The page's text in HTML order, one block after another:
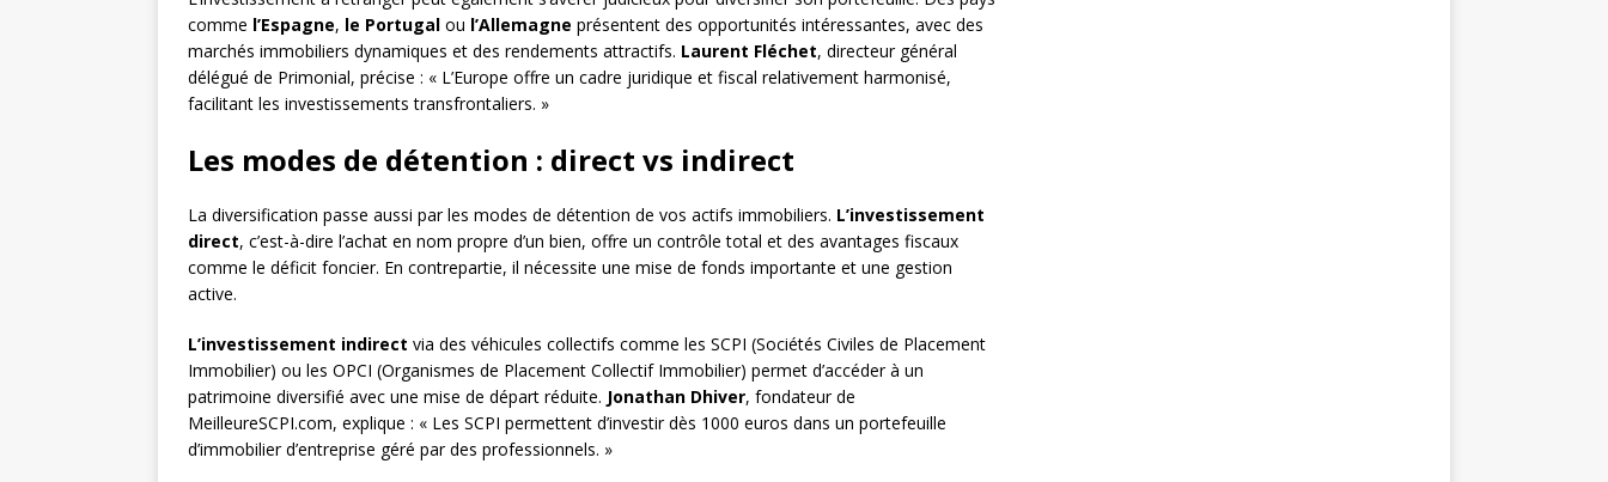
comme l’Espagne, le Portugal ou l’Allemagne présentent des opportunités intéressantes, avec des
marchés immobiliers dynamiques et des rendements attractifs. Laurent Fléchet, directeur général
délégué de Primonial, précise : « L’Europe offre un cadre juridique et fiscal relativement harmonisé,
facilitant les investissements transfrontaliers. »
Les modes de détention : direct vs indirect
La diversification passe aussi par les modes de détention de vos actifs immobiliers. L’investissement
direct, c’est-à-dire l’achat en nom propre d’un bien, offre un contrôle total et des avantages fiscaux
comme le déficit foncier. En contrepartie, il nécessite une mise de fonds importante et une gestion
active.
L’investissement indirect via des véhicules collectifs comme les SCPI (Sociétés Civiles de Placement
Immobilier) ou les OPCI (Organismes de Placement Collectif Immobilier) permet d’accéder à un
patrimoine diversifié avec une mise de départ réduite. Jonathan Dhiver, fondateur de
MeilleureSCPI.com, explique : « Les SCPI permettent d’investir dès 1000 euros dans un portefeuille
d’immobilier d’entreprise géré par des professionnels. »